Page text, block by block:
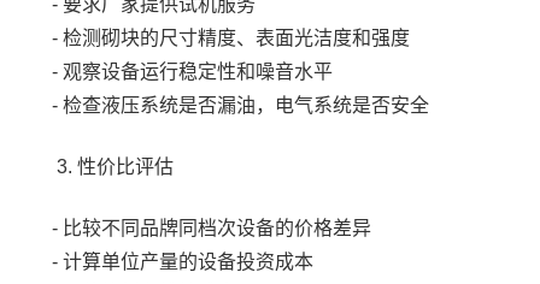
- 要求厂家提供试机服务
- 检测砌块的尺寸精度、表面光洁度和强度
- 观察设备运行稳定性和噪音水平
- 检查液压系统是否漏油，电气系统是否安全
3. 性价比评估
- 比较不同品牌同档次设备的价格差异
- 计算单位产量的设备投资成本